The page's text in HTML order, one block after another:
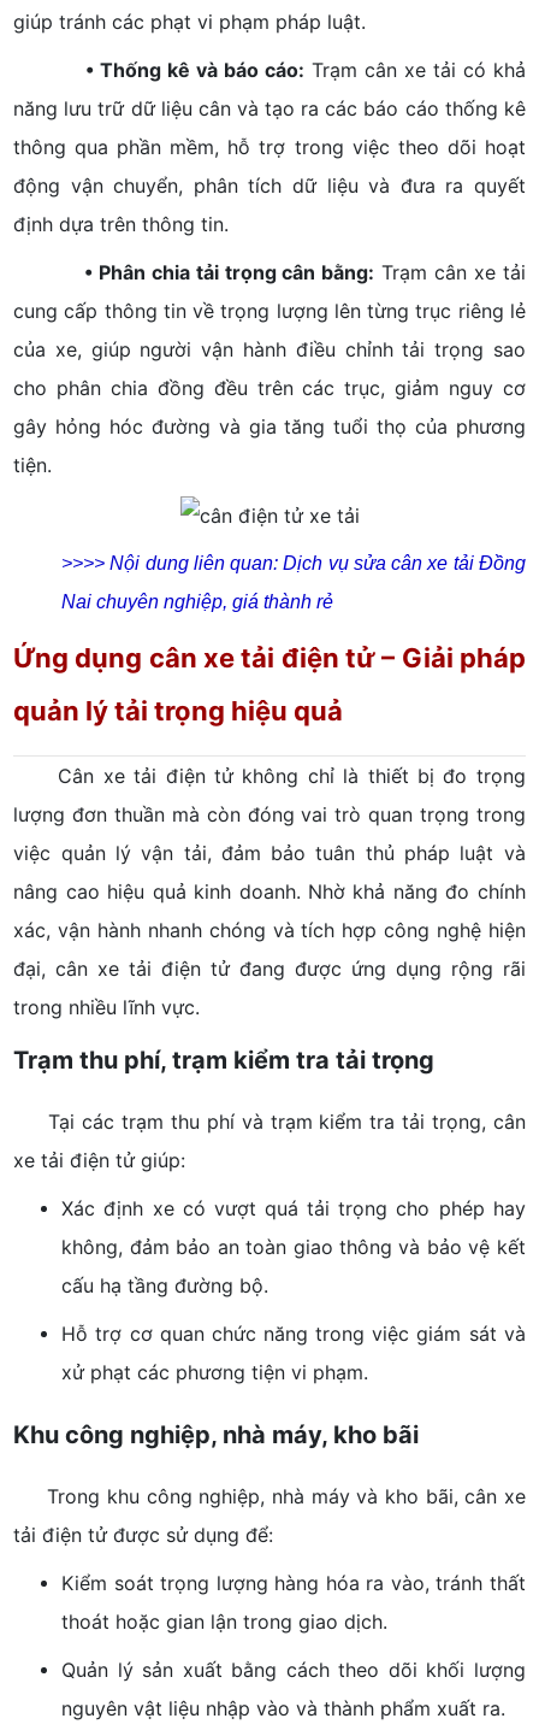
giúp tránh các phạt vi phạm pháp luật.
• Thống kê và báo cáo: Trạm cân xe tải có khả
năng lưu trữ dữ liệu cân và tạo ra các báo cáo thống kê
thông qua phần mềm, hỗ trợ trong việc theo dõi hoạt
động vận chuyển, phân tích dữ liệu và đưa ra quyết
định dựa trên thông tin.
• Phân chia tải trọng cân bằng: Trạm cân xe tải
cung cấp thông tin về trọng lượng lên từng trục riêng lẻ
của xe, giúp người vận hành điều chỉnh tải trọng sao
cho phân chia đồng đều trên các trục, giảm nguy cơ
gây hỏng hóc đường và gia tăng tuổi thọ của phương
tiện.
>>>> Nội dung liên quan:Dịch vụ sửa cân xe tải Đồng
Nai chuyên nghiệp, giá thành rẻ
Ứng dụng cân xe tải điện tử – Giải pháp
quản lý tải trọng hiệu quả
Cân xe tải điện tử không chỉ là thiết bị đo trọng
lượng đơn thuần mà còn đóng vai trò quan trọng trong
việc quản lý vận tải, đảm bảo tuân thủ pháp luật và
nâng cao hiệu quả kinh doanh. Nhờ khả năng đo chính
xác, vận hành nhanh chóng và tích hợp công nghệ hiện
đại, cân xe tải điện tử đang được ứng dụng rộng rãi
trong nhiều lĩnh vực.
Trạm thu phí, trạm kiểm tra tải trọng
Tại các trạm thu phí và trạm kiểm tra tải trọng, cân
xe tải điện tử giúp:
Xác định xe có vượt quá tải trọng cho phép hay
không, đảm bảo an toàn giao thông và bảo vệ kết
cấu hạ tầng đường bộ.
Hỗ trợ cơ quan chức năng trong việc giám sát và
xử phạt các phương tiện vi phạm.
Khu công nghiệp, nhà máy, kho bãi
Trong khu công nghiệp, nhà máy và kho bãi, cân xe
tải điện tử được sử dụng để:
Kiểm soát trọng lượng hàng hóa ra vào, tránh thất
thoát hoặc gian lận trong giao dịch.
Quản lý sản xuất bằng cách theo dõi khối lượng
nguyên vật liệu nhập vào và thành phẩm xuất ra.